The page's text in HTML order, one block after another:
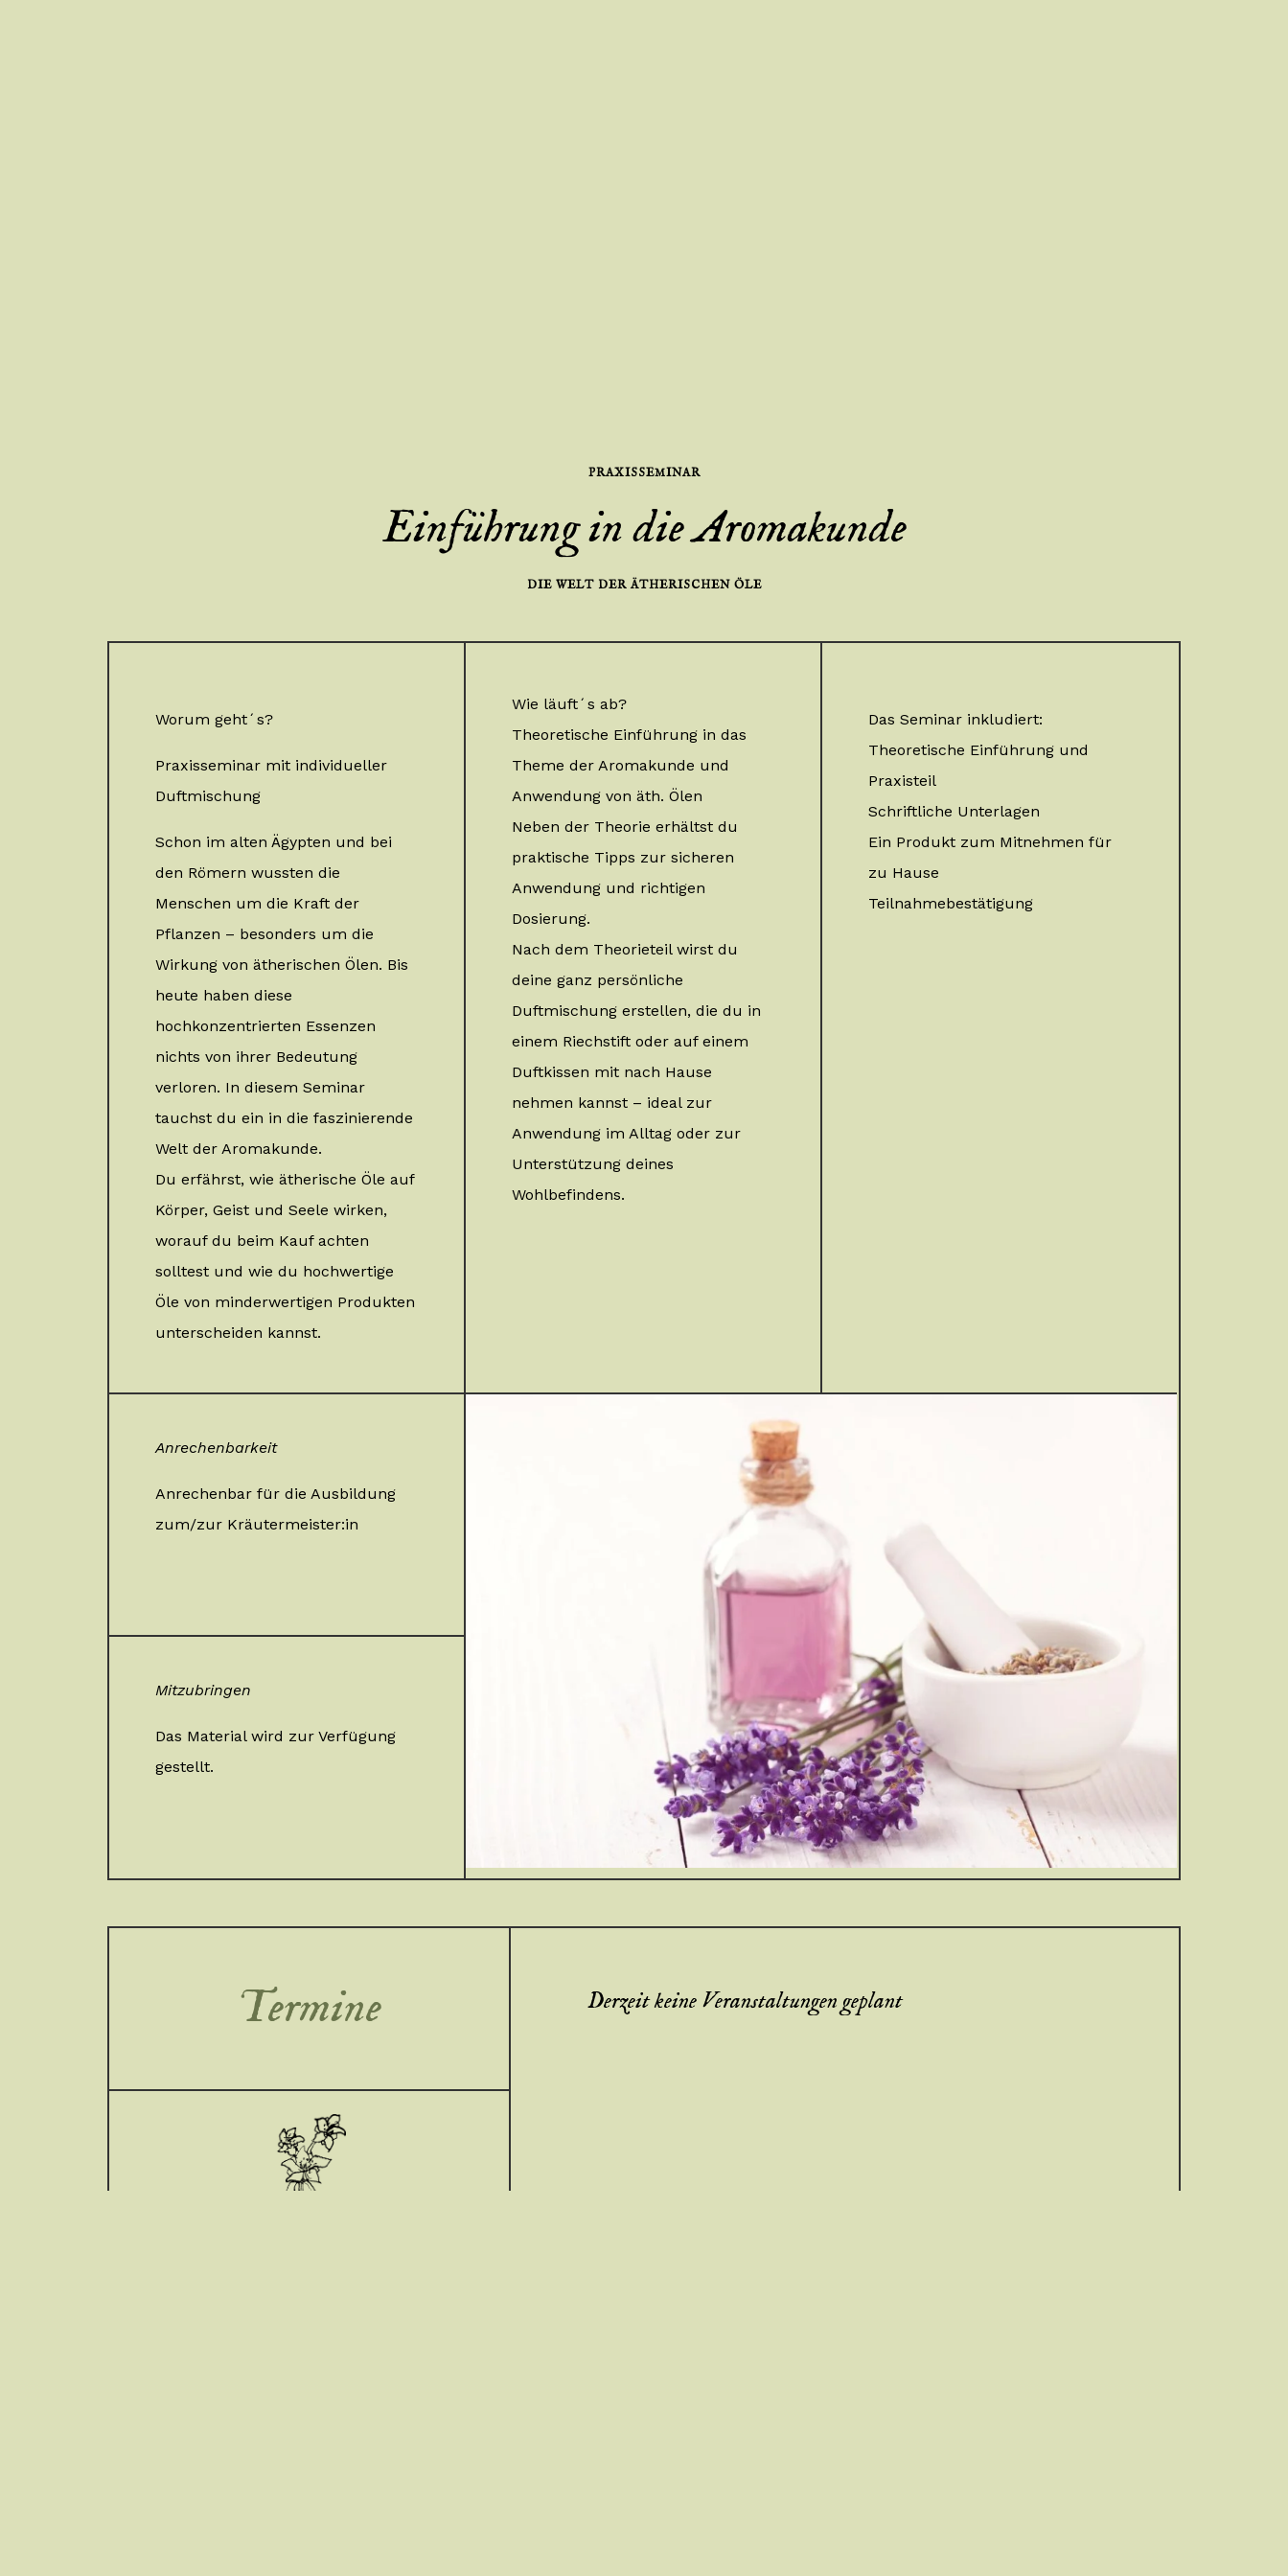
PRAXISSEMINAR
Einführung in die Aromakunde
DIE WELT DER ÄTHERISCHEN ÖLE
Worum geht´s?
Praxisseminar mit individueller
Duftmischung
Schon im alten Ägypten und bei
den Römern wussten die
Menschen um die Kraft der
Pflanzen – besonders um die
Wirkung von ätherischen Ölen. Bis
heute haben diese
hochkonzentrierten Essenzen
nichts von ihrer Bedeutung
verloren. In diesem Seminar
tauchst du ein in die faszinierende
Welt der Aromakunde.
Du erfährst, wie ätherische Öle auf
Körper, Geist und Seele wirken,
worauf du beim Kauf achten
solltest und wie du hochwertige
Öle von minderwertigen Produkten
unterscheiden kannst.
Wie läuft´s ab?
Theoretische Einführung in das
Theme der Aromakunde und
Anwendung von äth. Ölen
Neben der Theorie erhältst du
praktische Tipps zur sicheren
Anwendung und richtigen
Dosierung.
Nach dem Theorieteil wirst du
deine ganz persönliche
Duftmischung erstellen, die du in
einem Riechstift oder auf einem
Duftkissen mit nach Hause
nehmen kannst – ideal zur
Anwendung im Alltag oder zur
Unterstützung deines
Wohlbefindens.
Das Seminar inkludiert:
Theoretische Einführung und
Praxisteil
Schriftliche Unterlagen
Ein Produkt zum Mitnehmen für
zu Hause
Teilnahmebestätigung
Anrechenbarkeit
Anrechenbar für die Ausbildung
zum/zur Kräutermeister:in
Mitzubringen
Das Material wird zur Verfügung
gestellt.
Termine Derzeit keine Veranstaltungen geplant